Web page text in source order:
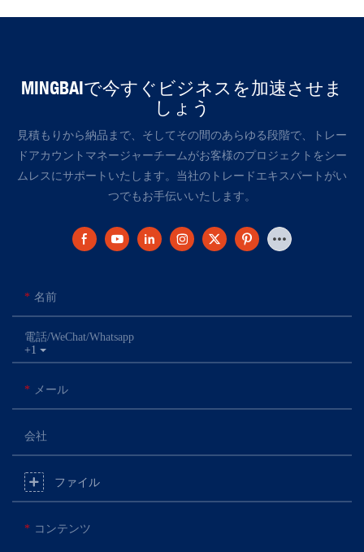
MINGBAIで今すぐビジネスを加速させま
しょう
見積もりから納品まで、そしてその間のあらゆる段階で、トレー
ドアカウントマネージャーチームがお客様のプロジェクトをシー
ムレスにサポートいたします。当社のトレードエキスパートがい
つでもお手伝いいたします。
名前
+1
電話/WeChat/Whatsapp
メール
会社
ファイル
コンテンツ